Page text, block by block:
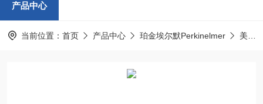
产品中心
当前位置： 首页 产品中心 珀金埃尔默Perkinelmer 美国PE色谱耗材